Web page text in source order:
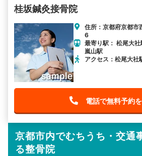
桂坂鍼灸接骨院
住所：京都府京都市
6
最寄り駅： 松尾大
嵐山駅
アクセス：松尾大社
電話で無料予約
京都市内でむちうち・交通
る整骨院